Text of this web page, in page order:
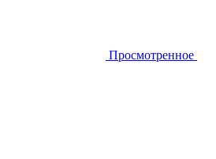
Просмотренное